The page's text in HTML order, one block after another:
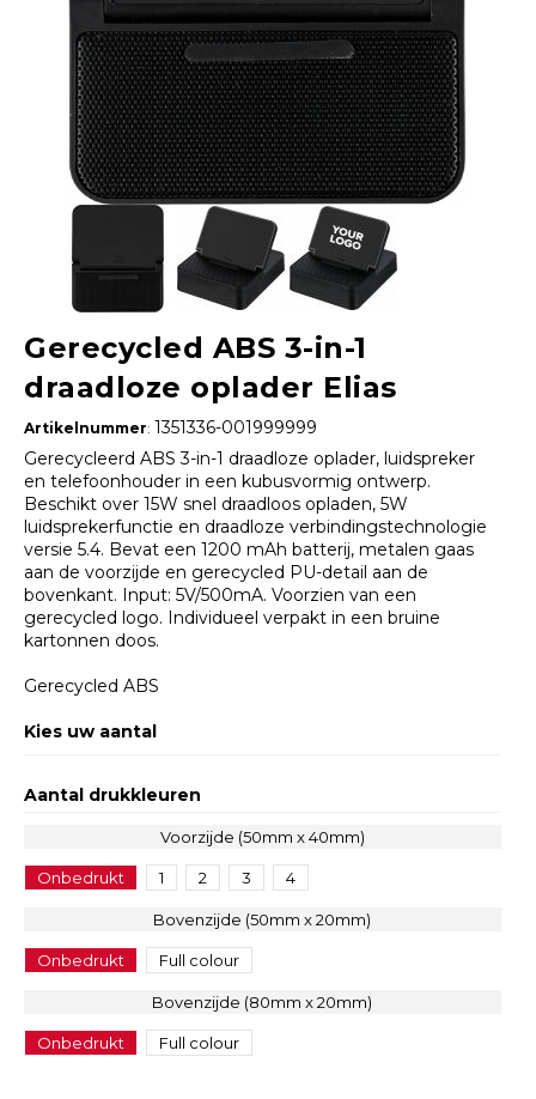
Gerecycled ABS 3-in-1
draadloze oplader Elias
Artikelnummer: 1351336-001999999
Gerecycleerd ABS 3-in-1 draadloze oplader, luidspreker
en telefoonhouder in een kubusvormig ontwerp.
Beschikt over 15W snel draadloos opladen, 5W
luidsprekerfunctie en draadloze verbindingstechnologie
versie 5.4. Bevat een 1200 mAh batterij, metalen gaas
aan de voorzijde en gerecycled PU-detail aan de
bovenkant. Input: 5V/500mA. Voorzien van een
gerecycled logo. Individueel verpakt in een bruine
kartonnen doos.
Gerecycled ABS
Kies uw aantal
Aantal drukkleuren
Voorzijde (50mm x 40mm)
Onbedrukt 1 2 3 4
Bovenzijde (50mm x 20mm)
Onbedrukt Full colour
Bovenzijde (80mm x 20mm)
Onbedrukt Full colour